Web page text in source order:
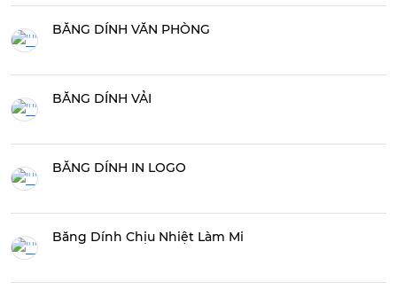
BĂNG DÍNH VĂN PHÒNG
BĂNG DÍNH VẢI
BĂNG DÍNH IN LOGO
Băng Dính Chịu Nhiệt Làm Mi